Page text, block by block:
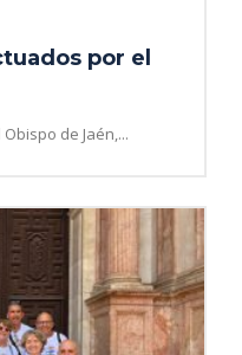
por el
de Jaén,...